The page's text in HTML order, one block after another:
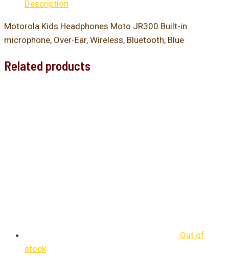
Description
Motorola Kids Headphones Moto JR300 Built-in
microphone, Over-Ear, Wireless, Bluetooth, Blue
Related products
Out of
stock